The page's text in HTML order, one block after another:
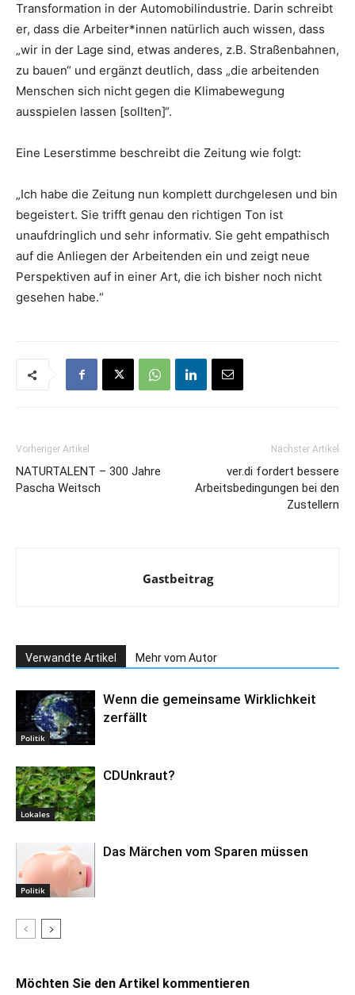
Transformation in der Automobilindustrie. Darin schreibt
er, dass die Arbeiter*innen natürlich auch wissen, dass
„wir in der Lage sind, etwas anderes, z.B. Straßenbahnen,
zu bauen“ und ergänzt deutlich, dass „die arbeitenden
Menschen sich nicht gegen die Klimabewegung
ausspielen lassen [sollten]“.
Eine Leserstimme beschreibt die Zeitung wie folgt:
„Ich habe die Zeitung nun komplett durchgelesen und bin
begeistert. Sie trifft genau den richtigen Ton ist
unaufdringlich und sehr informativ. Sie geht empathisch
auf die Anliegen der Arbeitenden ein und zeigt neue
Perspektiven auf in einer Art, die ich bisher noch nicht
gesehen habe.“
Vorheriger Artikel
NATURTALENT – 300 Jahre
Pascha Weitsch
Nächster Artikel
ver.di fordert bessere
Arbeitsbedingungen bei den
Zustellern
Gastbeitrag
Verwandte Artikel Mehr vom Autor
Politik
Wenn die gemeinsame Wirklichkeit
zerfällt
Lokales
CDUnkraut?
Politik
Das Märchen vom Sparen müssen
Möchten Sie den Artikel kommentieren